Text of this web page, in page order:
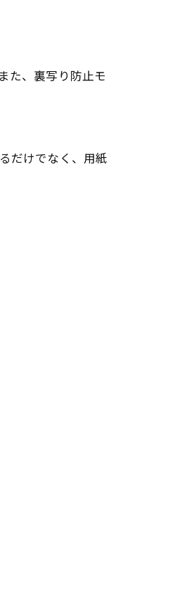
た、裏写り防止モ
だけでなく、用紙